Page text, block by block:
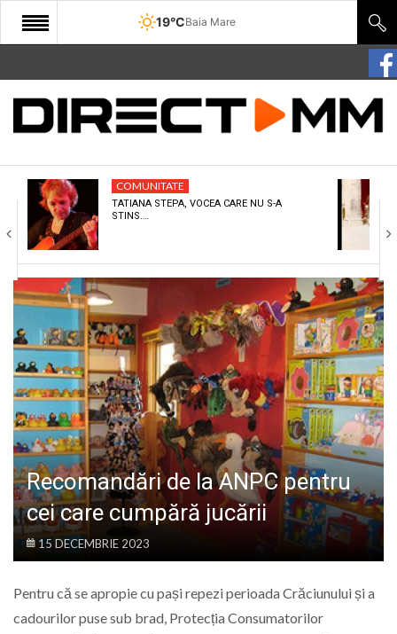
19°CBaia Mare
START
COMUNITATE
CULTURA
ECONOMIE
SANATATE
SPORT
SPECIAL
POLITIC
LIFE
COMUNITATE
TATIANA STEPA, VOCEA CARE NU S-A
STINS.…
Recomandări de la ANPC pentru
cei care cumpără jucării
15 DECEMBRIE 2023
Pentru că se apropie cu pași repezi perioada Crăciunului și a
cadourilor puse sub brad, Protecția Consumatorilor